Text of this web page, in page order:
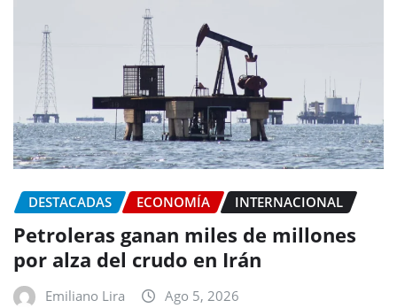
DESTACADAS ECONOMÍA INTERNACIONAL
Petroleras ganan miles de millones
por alza del crudo en Irán
Emiliano Lira Ago 5, 2026